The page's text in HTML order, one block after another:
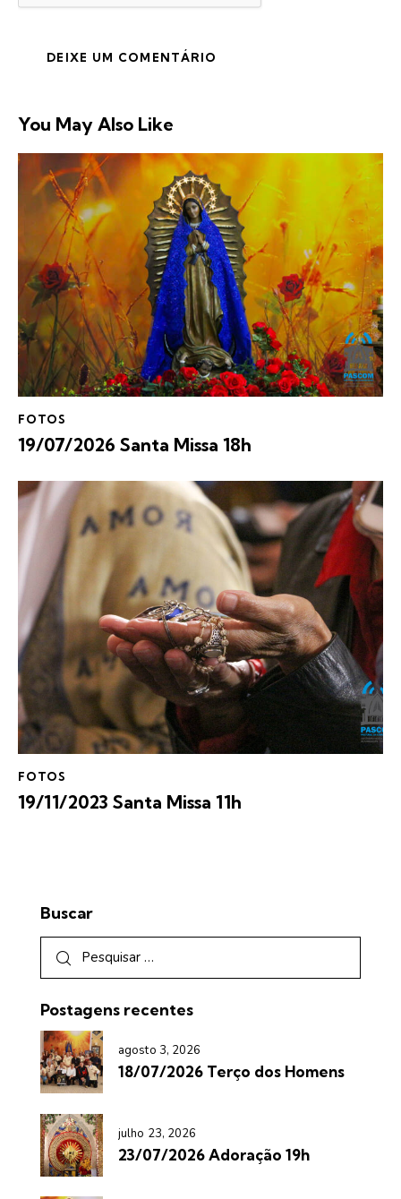
You May Also Like
FOTOS
19/07/2026 Santa Missa 18h
FOTOS
19/11/2023 Santa Missa 11h
Buscar
Postagens recentes
agosto 3, 2026
18/07/2026 Terço dos Homens
julho 23, 2026
23/07/2026 Adoração 19h